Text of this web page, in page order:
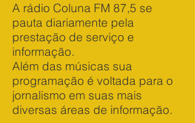
A rádio Coluna FM 87,5 se
pauta diariamente pela
prestação de serviço e
informação.
Além das músicas sua
programação é voltada para o
jornalismo em suas mais
diversas áreas de informação.